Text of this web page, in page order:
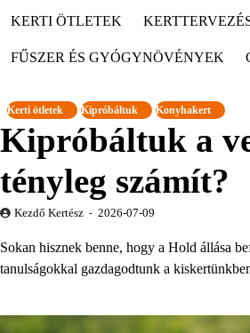
KERTI ÖTLETEK
FŰSZER ÉS GYÓGYNÖVÉNYEK
Kerti ötletek Kipróbáltuk Konyhakert
Kipróbáltuk a
tényleg számít?
Kezdő Kertész 2026-07-09
Sokan hisznek benne, hogy a Hold állása
tanulságokkal gazdagodtunk a